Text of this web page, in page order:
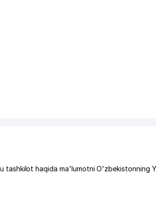
tashkilot haqida ma'lumotni O'zbekistonning